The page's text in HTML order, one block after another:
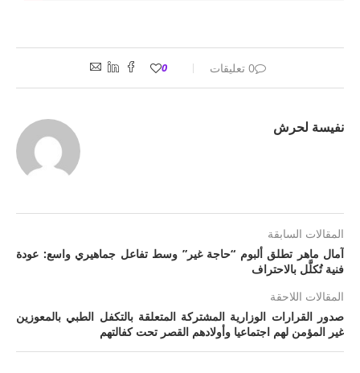
0 تعليقات 0
نفيسة لحرش
المقالات السابقة
آمال ماهر تطلق ألبوم “حاجة غير” وسط تفاعل جماهيري واسع: عودة
فنية تُكلَّل بالاحتراف
المقالات اللاحقة
صدور القرارات الوزارية المشتركة المتعلقة بالتكفل الطبي بالمعوزين
غير المؤمن لهم اجتماعيا وأولادهم القصر تحت كفالتهم